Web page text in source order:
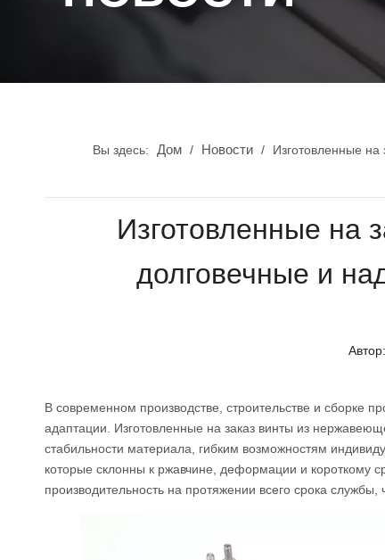
Вы здесь: Дом / Новости /
Изготовленные
Изготовленные на
долговечные и
В современном производстве, строительстве и сборке
адаптации. Изготовленные на заказ винты из
стабильности материала, гибким возможностям
которые склонны к ржавчине, деформации и короткому
производительность на протяжении всего срока